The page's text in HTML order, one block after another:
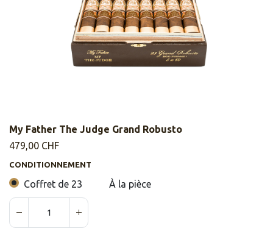
My Father The Judge Grand Robusto
479,00 CHF
CONDITIONNEMENT
Coffret de 23 À la pièce